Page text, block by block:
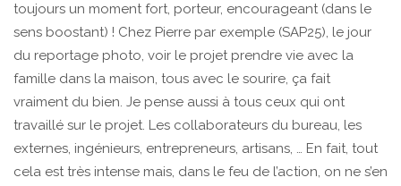
toujours un moment fort, porteur, encourageant (dans le
sens boostant) ! Chez Pierre par exemple (SAP25), le jour
du reportage photo, voir le projet prendre vie avec la
famille dans la maison, tous avec le sourire, ça fait
vraiment du bien. Je pense aussi à tous ceux qui ont
travaillé sur le projet. Les collaborateurs du bureau, les
externes, ingénieurs, entrepreneurs, artisans, … En fait, tout
cela est très intense mais, dans le feu de l’action, on ne s’en